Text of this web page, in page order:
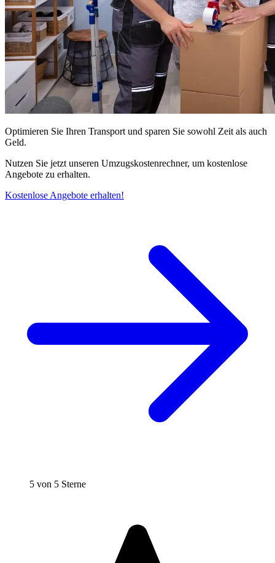
Optimieren Sie Ihren Transport und sparen Sie sowohl Zeit als auch
Geld.
Nutzen Sie jetzt unseren Umzugskostenrechner, um kostenlose
Angebote zu erhalten.
Kostenlose Angebote erhalten!
5 von 5 Sterne